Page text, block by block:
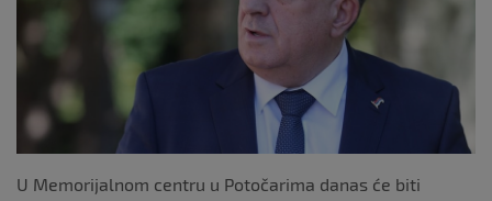
k
U Memorijalnom centru u Potočarima danas će biti